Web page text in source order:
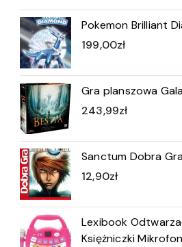
Pokemon Brilliant
199,00zł
Gra planszowa
243,99zł
Sanctum Dobra
12,90zł
Lexibook
Księżniczki